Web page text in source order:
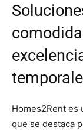
Homes2Rent es
que se destaca